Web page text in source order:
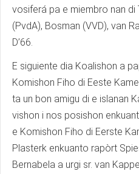
vosiferá pa e miembro nan di
(PvdA), Bosman (VVD), van
D’66.
E siguiente dia Koalishon a
Komishon Fiho di Eeste
ta un bon amigu di e islanan
vishon i nos posishon
e Komishon Fiho di Eerste
Plasterk enkuanto rapòrt
Bernabela a urgi sr. van